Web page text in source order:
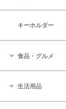
キーホルダー
食品・グルメ
生活用品